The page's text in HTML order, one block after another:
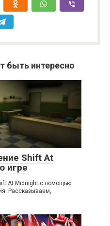
быть интересно
Shift At
игре
At Midnight с помощью
Рассказываем,